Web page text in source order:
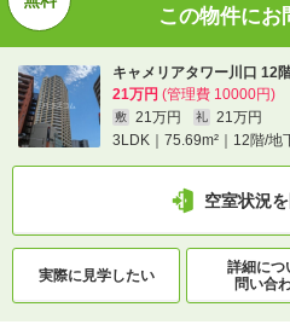
1分で完了！入
この物件にお
キャメリアタワー川口 12階
21万円 (管理費 10000円)
敷 21万円 礼
21万円
3LDK｜75.69m²｜12階/地
実際に見学したい
詳細につ
この物件にお
キャメリアタワー川口 12
21万円 (管理費 10000円)
敷 21万円 礼
21万円
3LDK｜75.69m²｜12階/地
空室状況
実際に 見学したい
詳細につ
問い合